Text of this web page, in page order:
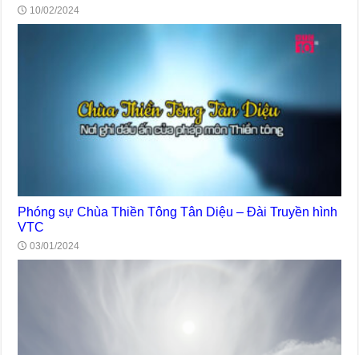
10/02/2024
Phóng sự Chùa Thiền Tông Tân Diệu – Đài Truyền hình
VTC
03/01/2024